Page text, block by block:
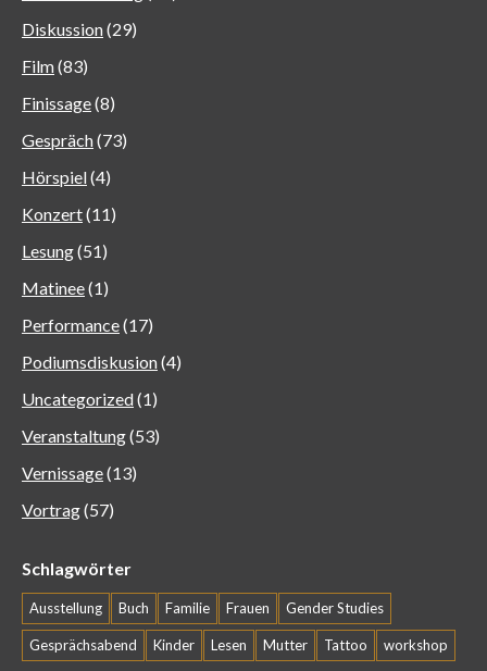
Diskussion(29)
Film(83)
Finissage(8)
Gespräch(73)
Hörspiel(4)
Konzert(11)
Lesung(51)
Matinee(1)
Performance(17)
Podiumsdiskusion(4)
Uncategorized(1)
Veranstaltung(53)
Vernissage(13)
Vortrag(57)
Schlagwörter
Ausstellung Buch Familie Frauen Gender Studies
Gesprächsabend Kinder Lesen Mutter Tattoo workshop